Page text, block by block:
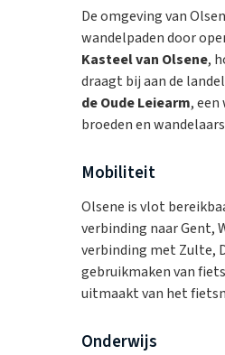
De omgeving van
wandelpaden door
Kasteel van Olsene,
draagt bij aan de
de Oude Leiearm,
broeden en
Mobiliteit
Olsene is vlot
verbinding naar Gent,
verbinding met Zulte,
gebruikmaken van
uitmaakt van het
Onderwijs